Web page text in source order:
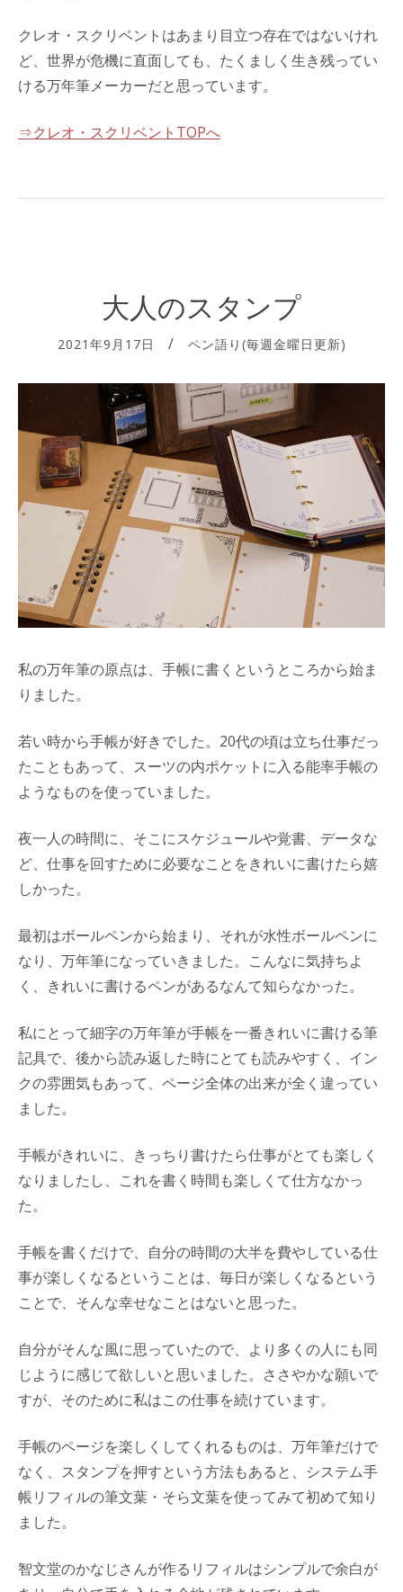
クレオ・スクリベントはあまり目立つ存在ではないけれ
ど、世界が危機に直面しても、たくましく生き残ってい
ける万年筆メーカーだと思っています。
⇒クレオ・スクリベントTOPへ
大人のスタンプ
2021年9月17日 ペン語り(毎週金曜日更新)
私の万年筆の原点は、手帳に書くというところから始ま
りました。
若い時から手帳が好きでした。20代の頃は立ち仕事だっ
たこともあって、スーツの内ポケットに入る能率手帳の
ようなものを使っていました。
夜一人の時間に、そこにスケジュールや覚書、データな
ど、仕事を回すために必要なことをきれいに書けたら嬉
しかった。
最初はボールペンから始まり、それが水性ボールペンに
なり、万年筆になっていきました。こんなに気持ちよ
く、きれいに書けるペンがあるなんて知らなかった。
私にとって細字の万年筆が手帳を一番きれいに書ける筆
記具で、後から読み返した時にとても読みやすく、イン
クの雰囲気もあって、ページ全体の出来が全く違ってい
ました。
手帳がきれいに、きっちり書けたら仕事がとても楽しく
なりましたし、これを書く時間も楽しくて仕方なかっ
た。
手帳を書くだけで、自分の時間の大半を費やしている仕
事が楽しくなるということは、毎日が楽しくなるという
ことで、そんな幸せなことはないと思った。
自分がそんな風に思っていたので、より多くの人にも同
じように感じて欲しいと思いました。ささやかな願いで
すが、そのために私はこの仕事を続けています。
手帳のページを楽しくしてくれるものは、万年筆だけで
なく、スタンプを押すという方法もあると、システム手
帳リフィルの筆文葉・そら文葉を使ってみて初めて知り
ました。
智文堂のかなじさんが作るリフィルはシンプルで余白が